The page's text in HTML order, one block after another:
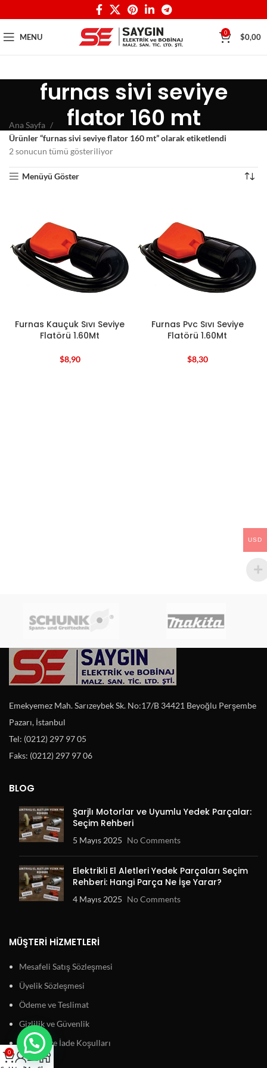
MENU 0 $0,00
furnas sivi seviye
flator 160 mt
Ana Sayfa
Ürünler “furnas sivi seviye flator 160 mt” olarak etiketlendi
2 sonucun tümü gösteriliyor
Menüyü Göster
Furnas Kauçuk Sıvı Seviye
Flatörü 1.60Mt
$8,90
Furnas Pvc Sıvı Seviye
Flatörü 1.60Mt
$8,30
Emekyemez Mah. Sarızeybek Sk. No:17/B 34421 Beyoğlu Perşembe
Pazarı, İstanbul
Tel: (0212) 297 97 05
Faks: (0212) 297 97 06
BLOG
Şarjlı Motorlar ve Uyumlu Yedek Parçalar:
Seçim Rehberi
5 Mayıs 2025 No Comments
Elektrikli El Aletleri Yedek Parçaları Seçim
Rehberi: Hangi Parça Ne İşe Yarar?
4 Mayıs 2025 No Comments
MÜŞTERI HIZMETLERI
Mesafeli Satış Sözleşmesi
Üyelik Sözleşmesi
Ödeme ve Teslimat
Gizlilik ve Güvenlik
Garanti ve İade Koşulları
USD
0